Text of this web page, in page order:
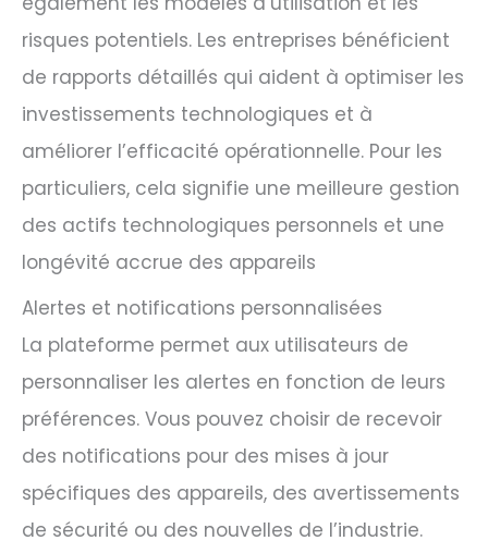
risques potentiels. Les entreprises bénéficient
de rapports détaillés qui aident à optimiser les
investissements technologiques et à
améliorer l’efficacité opérationnelle. Pour les
particuliers, cela signifie une meilleure gestion
des actifs technologiques personnels et une
longévité accrue des appareils
Alertes et notifications personnalisées
La plateforme permet aux utilisateurs de
personnaliser les alertes en fonction de leurs
préférences. Vous pouvez choisir de recevoir
des notifications pour des mises à jour
spécifiques des appareils, des avertissements
de sécurité ou des nouvelles de l’industrie.